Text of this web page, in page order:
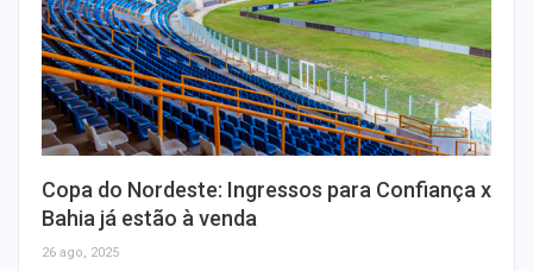
Copa do Nordeste: Ingressos para Confiança x
Bahia já estão à venda
26 ago, 2025